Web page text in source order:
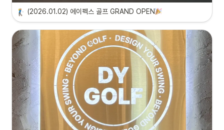
(2026.01.02) 에이펙스 골프 GRAND OPEN